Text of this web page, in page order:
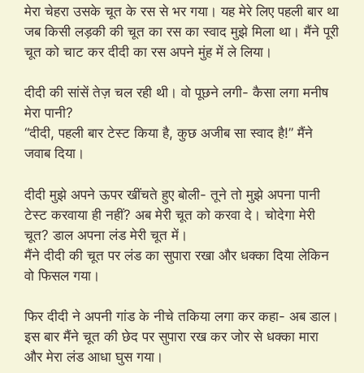
मेरा चेहरा उसके चूत के रस से भर गया। यह मेरे लिए पहली बार था
जब किसी लड़की की चूत का रस का स्वाद मुझे मिला था। मैंने पूरी
चूत को चाट कर दीदी का रस अपने मुंह में ले लिया।
दीदी की सांसें तेज़ चल रही थी। वो पूछने लगी- कैसा लगा मनीष
मेरा पानी?
“दीदी, पहली बार टेस्ट किया है, कुछ अजीब सा स्वाद है!” मैंने
जवाब दिया।
दीदी मुझे अपने ऊपर खींचते हुए बोली- तूने तो मुझे अपना पानी
टेस्ट करवाया ही नहीं? अब मेरी चूत को करवा दे। चोदेगा मेरी
चूत? डाल अपना लंड मेरी चूत में।
मैंने दीदी की चूत पर लंड का सुपारा रखा और धक्का दिया लेकिन
वो फिसल गया।
फिर दीदी ने अपनी गांड के नीचे तकिया लगा कर कहा- अब डाल।
इस बार मैंने चूत की छेद पर सुपारा रख कर जोर से धक्का मारा
और मेरा लंड आधा घुस गया।